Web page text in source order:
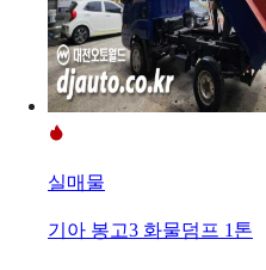
실매물
기아 봉고3 화물덤프 1톤